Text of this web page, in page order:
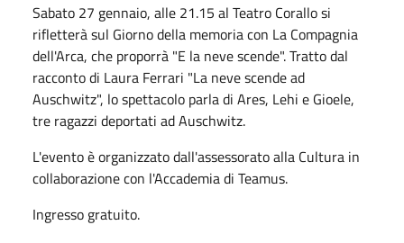
Sabato 27 gennaio, alle 21.15 al Teatro Corallo si
rifletterà sul Giorno della memoria con La Compagnia
dell'Arca, che proporrà "E la neve scende". Tratto dal
racconto di Laura Ferrari "La neve scende ad
Auschwitz", lo spettacolo parla di Ares, Lehi e Gioele,
tre ragazzi deportati ad Auschwitz.
L'evento è organizzato dall'assessorato alla Cultura in
collaborazione con l'Accademia di Teamus.
Ingresso gratuito.